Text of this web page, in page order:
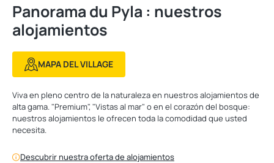
Panorama du Pyla : nuestros
alojamientos
MAPA DEL VILLAGE
Viva en pleno centro de la naturaleza en nuestros alojamientos de
alta gama. "Premium", "Vistas al mar" o en el corazón del bosque:
nuestros alojamientos le ofrecen toda la comodidad que usted
necesita.
Descubrir nuestra oferta de alojamientos